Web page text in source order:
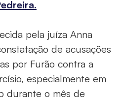
pela juíza Anna
de acusações
por Furão contra a
especialmente em
durante o mês de